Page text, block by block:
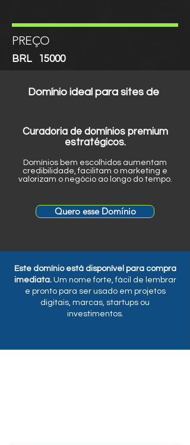
PREÇO
BRL 15000
Domínio ideal para sites de
Curadoria de domínios premium
estratégicos.
Domínios bem escolhidos aumentam
credibilidade, facilitam o marketing e
valorizam o negócio ao longo do tempo.
Quero esse Domínio
Este domínio está disponível para compra
imediata. Um nome forte, fácil de lembrar
e pronto para ser usado em projetos
digitais, marcas, startups ou
investimentos.